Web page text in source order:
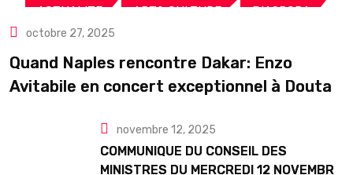
ACTUALITE ART& CULTURE DIASPORA
TOURISME
octobre 27, 2025
Quand Naples rencontre Dakar: Enzo
Avitabile en concert exceptionnel à Douta
novembre 12, 2025
COMMUNIQUE DU CONSEIL DES
MINISTRES DU MERCREDI 12 NOVEMBRE